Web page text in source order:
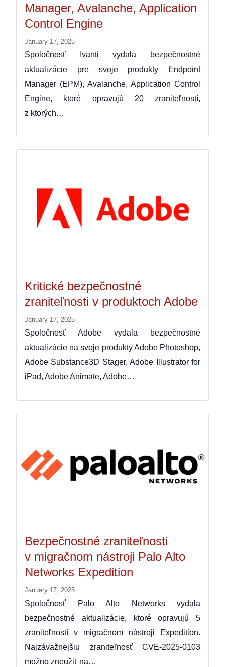
Manager, Avalanche, Application
Control Engine
January 17, 2025
Spoločnosť Ivanti vydala bezpečnostné
aktualizácie pre svoje produkty Endpoint
Manager (EPM), Avalanche, Application Control
Engine, ktoré opravujú 20 zraniteľností,
z ktorých…
Kritické bezpečnostné
zraniteľnosti v produktoch Adobe
January 17, 2025
Spoločnosť Adobe vydala bezpečnostné
aktualizácie na svoje produkty Adobe Photoshop,
Adobe Substance3D Stager, Adobe Illustrator for
iPad, Adobe Animate, Adobe…
Bezpečnostné zraniteľnosti
v migračnom nástroji Palo Alto
Networks Expedition
January 17, 2025
Spoločnosť Palo Alto Networks vydala
bezpečnostné aktualizácie, ktoré opravujú 5
zraniteľností v migračnom nástroji Expedition.
Najzávažnejšiu zraniteľnosť CVE-2025-0103
možno zneužiť na…